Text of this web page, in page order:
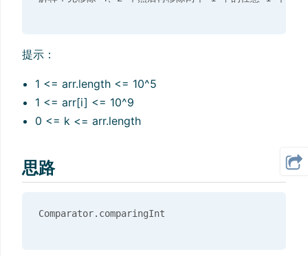
提示：
1 <= arr.length <= 10^5
1 <= arr[i] <= 10^9
0 <= k <= arr.length
思路